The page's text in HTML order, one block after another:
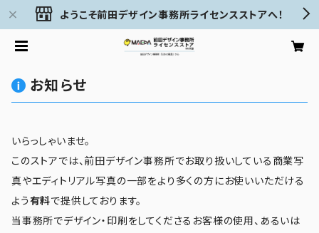
ようこそ前田デザイン事務所ライセンスストアへ！
お知らせ
いらっしゃいませ。
このストアでは、前田デザイン事務所でお取り扱いしている商業写
真やエディトリアル写真の一部をより多くの方にお使いいただける
よう有料で提供しております。
当事務所でデザイン・印刷をしてくださるお客様の使用、あるいは